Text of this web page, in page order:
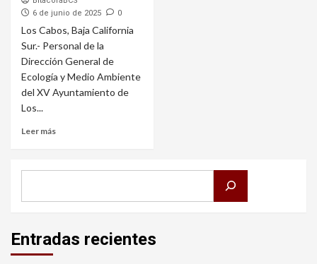
6 de junio de 2025
0
Los Cabos, Baja California
Sur.- Personal de la
Dirección General de
Ecología y Medio Ambiente
del XV Ayuntamiento de
Los...
Leer más
Entradas recientes